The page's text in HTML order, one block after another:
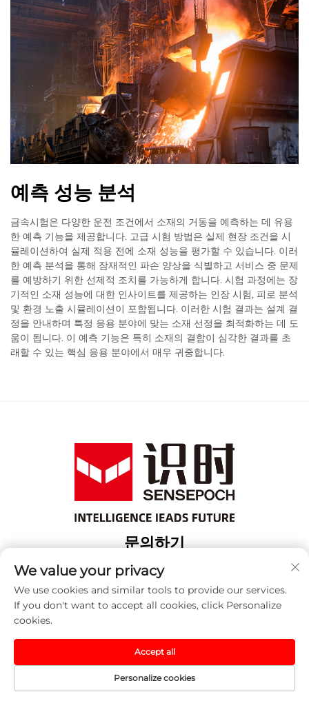
예측 성능 분석
금속시험은 다양한 운전 조건에서 소재의 거동을 예측하는 데 유용
한 예측 기능을 제공합니다. 고급 시험 방법은 실제 현장 조건을 시
뮬레이션하여 실제 적용 전에 소재 성능을 평가할 수 있습니다. 이러
한 예측 분석을 통해 잠재적인 파손 양상을 식별하고 서비스 중 문제
를 예방하기 위한 선제적 조치를 가능하게 합니다. 시험 과정에는 장
기적인 소재 성능에 대한 인사이트를 제공하는 인장 시험, 피로 분석
및 환경 노출 시뮬레이션이 포함됩니다. 이러한 시험 결과는 설계 결
정을 안내하며 특정 응용 분야에 맞는 소재 선정을 최적화하는 데 도
움이 됩니다. 이 예측 기능은 특히 소재의 결함이 심각한 결과를 초
래할 수 있는 핵심 응용 분야에서 매우 귀중합니다.
문의하기
Add: 상해 보산 구 위항로 18번지 3번 건물
전화:+86-13917707297
이메일:[email protected]
저작권 © 2025 중국 센세포크 (상하이) 자동화 기술 유한 회사.
모든 권리 예약됨. -개인정보 보호정책
We value your privacy
We use cookies and similar tools to provide our services.
If you don't want to accept all cookies, click Personalize
cookies.
Personalize cookies
Accept all